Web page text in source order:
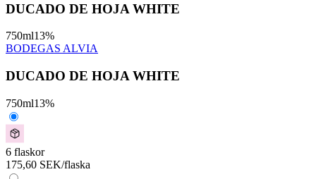
DUCADO DE HOJA WHITE
750ml13%
BODEGAS ALVIA
DUCADO DE HOJA WHITE
750ml13%
6 flaskor
175,60 SEK/flaska